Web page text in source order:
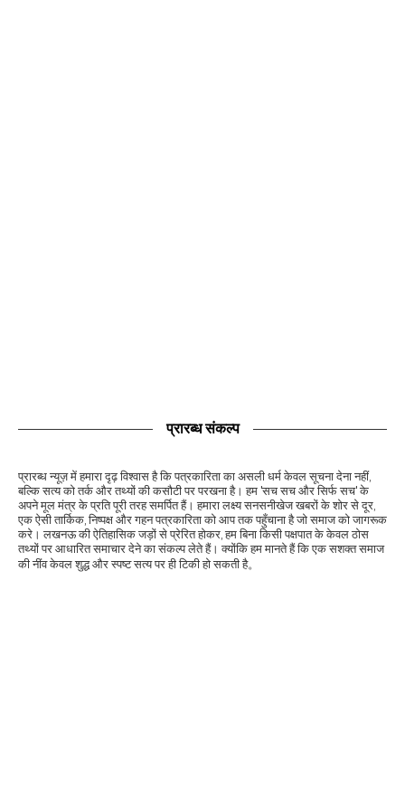
प्रारब्ध संकल्प
प्रारब्ध न्यूज़ में हमारा दृढ़ विश्वास है कि पत्रकारिता का असली धर्म केवल सूचना देना नहीं,
बल्कि सत्य को तर्क और तथ्यों की कसौटी पर परखना है। हम 'सच सच और सिर्फ सच' के
अपने मूल मंत्र के प्रति पूरी तरह समर्पित हैं। हमारा लक्ष्य सनसनीखेज खबरों के शोर से दूर,
एक ऐसी तार्किक, निष्पक्ष और गहन पत्रकारिता को आप तक पहुँचाना है जो समाज को जागरूक
करे। लखनऊ की ऐतिहासिक जड़ों से प्रेरित होकर, हम बिना किसी पक्षपात के केवल ठोस
तथ्यों पर आधारित समाचार देने का संकल्प लेते हैं। क्योंकि हम मानते हैं कि एक सशक्त समाज
की नींव केवल शुद्ध और स्पष्ट सत्य पर ही टिकी हो सकती है。